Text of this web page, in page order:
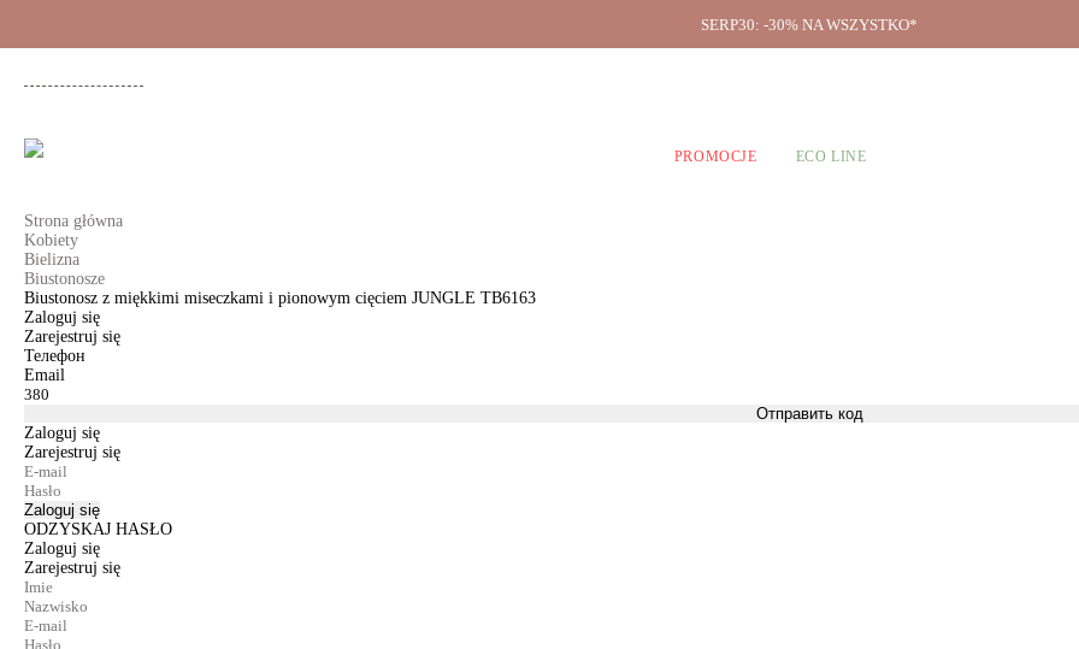
SERP30: -30% NA WSZYSTKO*
PROMOCJE ECO LINE
Strona główna
Kobiety
Bielizna
Biustonosze
Biustonosz z miękkimi miseczkami i pionowym cięciem JUNGLE TB6163
Zaloguj się
Zarejestruj się
Телефон
Email
Отправить код
Zaloguj się
Zarejestruj się
Zaloguj się
ODZYSKAJ HASŁO
Zaloguj się
Zarejestruj się